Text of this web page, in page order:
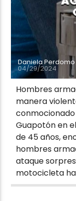
Daniela Perdomo
04/29/2024
Hombres
manera
Guapotón en
de 45 años,
hombres
ataque
motocicleta